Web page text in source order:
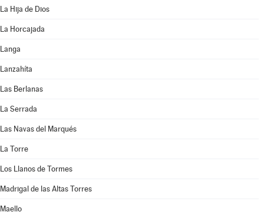
La Hija de Dios
La Horcajada
Langa
Lanzahíta
Las Berlanas
La Serrada
Las Navas del Marqués
La Torre
Los Llanos de Tormes
Madrigal de las Altas Torres
Maello